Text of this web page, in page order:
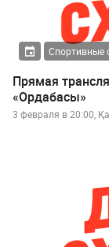
Спортивные
Прямая
«Ордабасы»
3 февраля в 20:00,